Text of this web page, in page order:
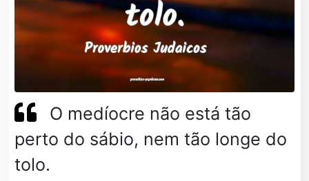
O medíocre não está tão
perto do sábio, nem tão longe do
tolo.